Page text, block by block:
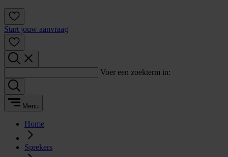
Start jouw aanvraag
Voer een zoekterm in:
Menu
Home
Sprekers